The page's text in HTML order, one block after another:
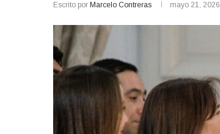
Escrito por Marcelo Contreras mayo 21, 2026